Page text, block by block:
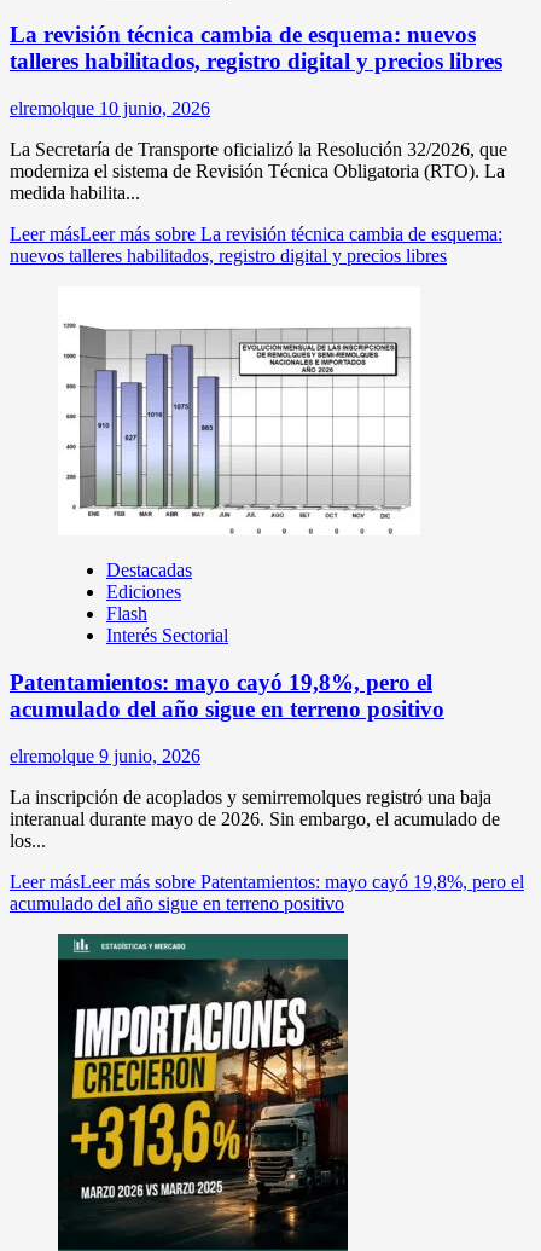
La revisión técnica cambia de esquema: nuevos
talleres habilitados, registro digital y precios libres
elremolque 10 junio, 2026
La Secretaría de Transporte oficializó la Resolución 32/2026, que
moderniza el sistema de Revisión Técnica Obligatoria (RTO). La
medida habilita...
Leer másLeer más sobre La revisión técnica cambia de esquema:
nuevos talleres habilitados, registro digital y precios libres
Destacadas
Ediciones
Flash
Interés Sectorial
Patentamientos: mayo cayó 19,8%, pero el
acumulado del año sigue en terreno positivo
elremolque 9 junio, 2026
La inscripción de acoplados y semirremolques registró una baja
interanual durante mayo de 2026. Sin embargo, el acumulado de
los...
Leer másLeer más sobre Patentamientos: mayo cayó 19,8%, pero el
acumulado del año sigue en terreno positivo